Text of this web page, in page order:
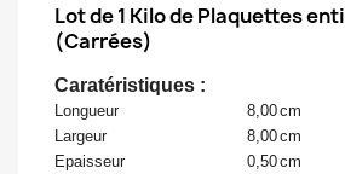
Lot de 1 Kilo de Plaquettes
(Carrées)
Caratéristiques :
Longueur 8,00cm
Largeur
8,00cm
Epaisseur
0,50cm